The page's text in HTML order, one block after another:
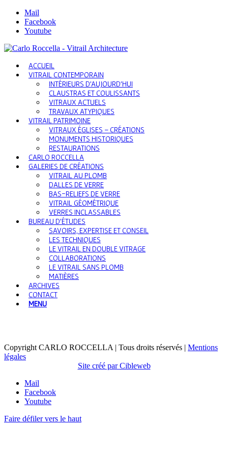
Mail
Facebook
Youtube
ACCUEIL
VITRAIL CONTEMPORAIN
INTÉRIEURS D’AUJOURD’HUI
CLAUSTRAS ET COULISSANTS
VITRAUX ACTUELS
TRAVAUX ATYPIQUES
VITRAIL PATRIMOINE
VITRAUX ÉGLISES – CRÉATIONS
MONUMENTS HISTORIQUES
RESTAURATIONS
CARLO ROCCELLA
GALERIES DE CRÉATIONS
VITRAIL AU PLOMB
DALLES DE VERRE
BAS-RELIEFS DE VERRE
VITRAIL GÉOMÉTRIQUE
VERRES INCLASSABLES
BUREAU D’ÉTUDES
SAVOIRS, EXPERTISE ET CONSEIL
LES TECHNIQUES
LE VITRAIL EN DOUBLE VITRAGE
COLLABORATIONS
LE VITRAIL SANS PLOMB
MATIÈRES
ARCHIVES
CONTACT
MENU
Copyright CARLO ROCCELLA | Tous droits réservés | Mentions
légales
Site créé par Cibleweb
Mail
Facebook
Youtube
Faire défiler vers le haut